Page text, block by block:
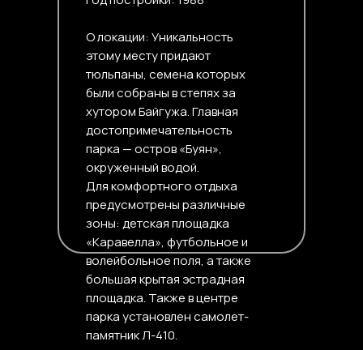
О локации: Уникальность
этому месту придают
тюльпаны, семена которых
были собраны в степях за
хутором Байгужа. Главная
достопримечательность
парка — остров «Буян»,
окруженный водой.
Для комфортного отдыха
предусмотрены различные
зоны: детская площадка
«Каравелла», футбольное и
волейбольное поля, а также
большая крытая эстрадная
площадка. Также в центре
парка установлен самолет-
памятник Л-410.